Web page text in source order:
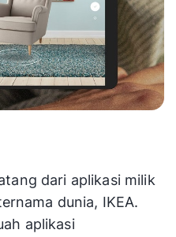
dari aplikasi milik
dunia, IKEA.
aplikasi